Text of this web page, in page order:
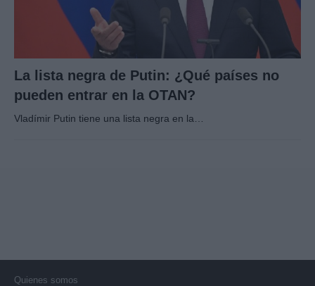
La lista negra de Putin: ¿Qué países no
pueden entrar en la OTAN?
Vladímir Putin tiene una lista negra en la…
Quienes somos